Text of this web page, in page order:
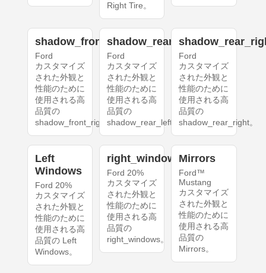
Right Tire。
shadow_front_right
Ford
カスタマイズ
された外観と
性能のために
使用される高
品質の
shadow_front_right。
shadow_rear_left
Ford
カスタマイズ
された外観と
性能のために
使用される高
品質の
shadow_rear_left。
Ford
カスタマイズ
された外観と
性能のために
使用される高
品質の
shadow_rear_right。
Left
Windows
Ford 20%
カスタマイズ
された外観と
性能のために
使用される高
品質の Left
Windows。
right_windows
Ford 20%
カスタマイズ
された外観と
性能のために
使用される高
品質の
right_windows。
Mirrors
Ford™
Mustang
カスタマイズ
された外観と
性能のために
使用される高
品質の
Mirrors。